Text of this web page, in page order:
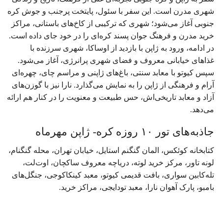
شهری مدرن است. این سفر با سئول، پایتخت پرجنب‌ و جوش کره
جنوبی آغاز می‌شود؛ شهری که ترکیبی از کاخ‌های باستانی، مراکز
خرید مدرن و فرهنگ جوان‌ پسند کره‌ای را در خود جای داده است.
در ادامه، ورود به ژاپن با بازدید از اوساکا، شهری سرزنده با
غذاهای خیابانی معروف و فضای شهری پرانرژی، آغاز می‌شود.
سپس کیوتو با معابد سنتی، باغ‌های ژاپنی و مراسم چای، چهره‌ای
آرام و فرهنگی از ژاپن را به نمایش می‌گذارد. نارا نیز با گوزن‌های
آزاد و معابد تاریخی‌اش، حس طبیعت و معنویت را در کنار هم ارائه
می‌دهد.
جاذبه‌های تور ۱۰ روزه کره- ژاپن مهرماه
کتابخانه کوئکس، المان گنگنم استایل، خیابان تهران، محله گنگنام،
لونه تاور، مرکز خرید لوته، دریاچه معروف ساکچان، اوت‌لت،
تله‌کابین سواری، بافت قدیمی کیوتو، معبد کینکاکوجی، جنگل‌های
بامبو، پارک آهوان نارا، معبد تودایجی، مراکز خرید.